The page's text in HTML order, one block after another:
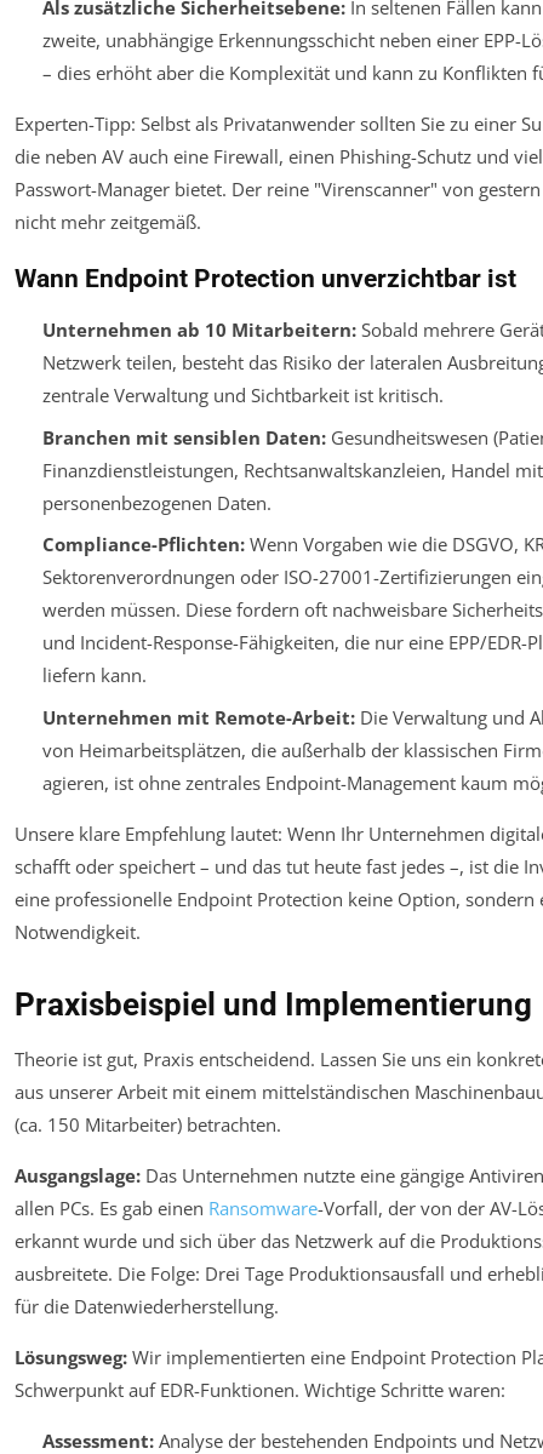
Als zusätzliche Sicherheitsebene:In seltenen Fällen kann
zweite, unabhängige Erkennungsschicht neben einer EPP-
– dies erhöht aber die Komplexität und kann zu Konflikten
Experten-Tipp: Selbst als Privatanwender sollten Sie zu einer
die neben AV auch eine Firewall, einen Phishing-Schutz und
Passwort-Manager bietet. Der reine "Virenscanner" von
nicht mehr zeitgemäß.
Wann Endpoint Protection unverzichtbar ist
Unternehmen ab 10 Mitarbeitern:Sobald mehrere
Netzwerk teilen, besteht das Risiko der lateralen
zentrale Verwaltung und Sichtbarkeit ist kritisch.
Branchen mit sensiblen Daten:Gesundheitswesen
Finanzdienstleistungen, Rechtsanwaltskanzleien, Handel mit
personenbezogenen Daten.
Compliance-Pflichten:Wenn Vorgaben wie die DSGVO,
Sektorenverordnungen oder ISO-27001-Zertifizierungen
werden müssen. Diese fordern oft nachweisbare
und Incident-Response-Fähigkeiten, die nur eine EPP/EDR-
liefern kann.
Unternehmen mit Remote-Arbeit:Die Verwaltung und
von Heimarbeitsplätzen, die außerhalb der klassischen
agieren, ist ohne zentrales Endpoint-Management kaum
Unsere klare Empfehlung lautet: Wenn Ihr Unternehmen
schafft oder speichert – und das tut heute fast jedes –, ist die
eine professionelle Endpoint Protection keine Option, sondern
Notwendigkeit.
Praxisbeispiel und Implementierung
Theorie ist gut, Praxis entscheidend. Lassen Sie uns ein
aus unserer Arbeit mit einem mittelständischen
(ca. 150 Mitarbeiter) betrachten.
Ausgangslage: Das Unternehmen nutzte eine gängige
allen PCs. Es gab einen Ransomware-Vorfall, der von der AV-
erkannt wurde und sich über das Netzwerk auf die
ausbreitete. Die Folge: Drei Tage Produktionsausfall und
für die Datenwiederherstellung.
Lösungsweg: Wir implementierten eine Endpoint Protection
Schwerpunkt auf EDR-Funktionen. Wichtige Schritte waren:
Assessment:Analyse der bestehenden Endpoints und